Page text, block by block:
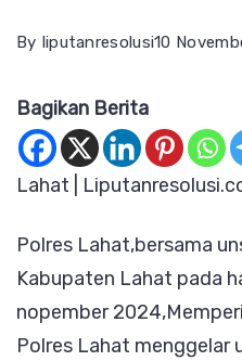
By liputanresolusi10
Bagikan Berita
Lahat |
Polres Lahat,bersama
Kabupaten Lahat pada
nopember
Polres Lahat menggelar